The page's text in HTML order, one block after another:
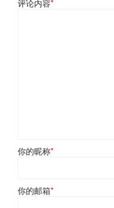
评论内容*
你的昵称*
你的邮箱*